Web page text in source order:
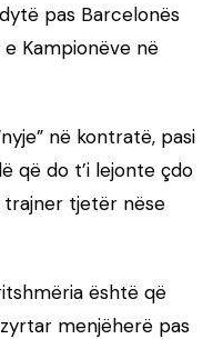
pas Barcelonës
e Kampionëve në
në kontratë, pasi
që do t’i lejonte çdo
trajner tjetër nëse
është që
menjëherë pas